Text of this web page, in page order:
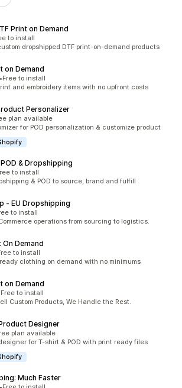
Print on Demand
to install
dropshipped DTF print-on-demand products
on Demand
•Free to install
and embroidery items with no upfront costs
Personalizer
plan available
for POD personalization & customize product
& Dropshipping
to install
& POD to source, brand and fulfill
‑ EU Dropshipping
to install
operations from sourcing to logistics.
Demand
to install
clothing on demand with no minimums
on Demand
Free to install
Custom Products, We Handle the Rest.
Designer
plan available
for T-shirt & POD with print ready files
Much Faster